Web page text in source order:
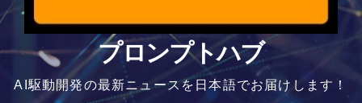
プロンプトハブ
AI駆動開発の最新ニュースを日本語でお届けします！